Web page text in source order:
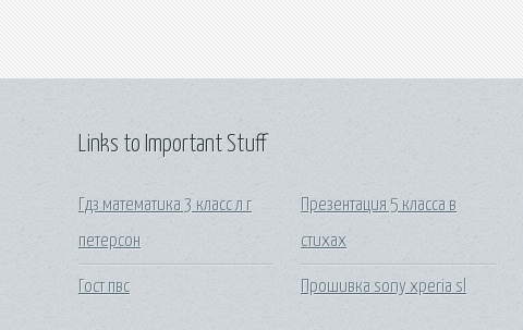
Links to Important Stuff
Гдз математика 3 класс л г
петерсон
Гост пвс
Презентация 5 класса в
стихах
Прошивка sony xperia sl